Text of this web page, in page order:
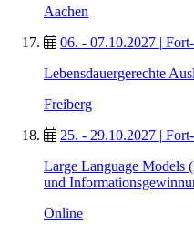
Aachen
06. - 07.10.2027 |
Lebensdauergerechte
Freiberg
25. - 29.10.2027 |
Large Language Models
und
Online